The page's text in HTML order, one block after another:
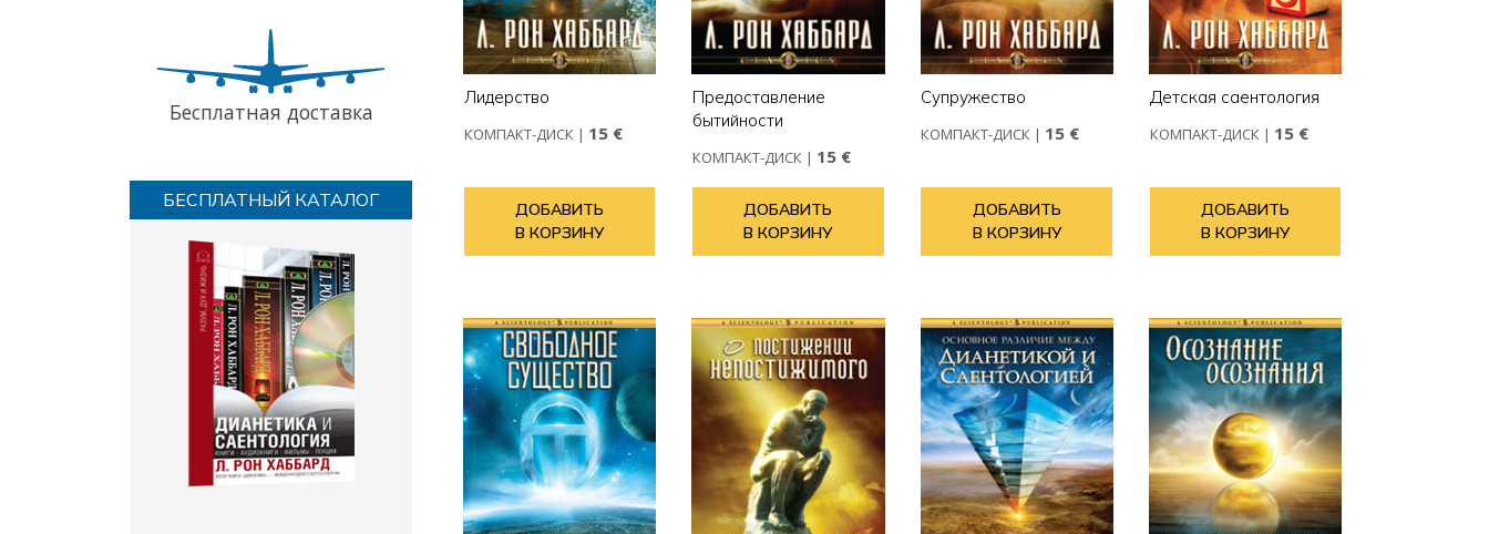
Бесплатная доставка
БЕСПЛАТНЫЙ КАТАЛОГ
Лидерство
КОМПАКТ-ДИСК| 15 €
ДОБАВИТЬ
В КОРЗИНУ
Предоставление
бытийности
КОМПАКТ-ДИСК | 15 €
ДОБАВИТЬ
В КОРЗИНУ
Супружество
КОМПАКТ-ДИСК | 15 €
ДОБАВИТЬ
В КОРЗИНУ
Детская саентология
КОМПАКТ-ДИСК| 15 €
ДОБАВИТЬ
В КОРЗИНУ